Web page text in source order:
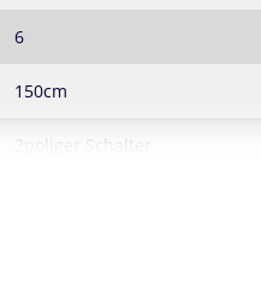
6
150cm
2poliger Schalter